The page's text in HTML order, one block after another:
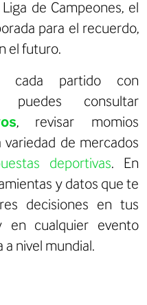
de Campeones, el
para el recuerdo,
el futuro.
cada partido con
puedes consultar
, revisar momios
variedad de mercados
deportivas. En
y datos que te
decisiones en tus
en cualquier evento
nivel mundial.